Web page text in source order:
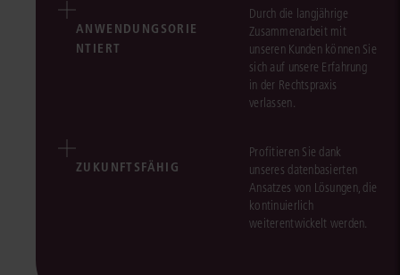
ANWENDUNGSORIE
NTIERT
Durch die langjährige
Zusammenarbeit mit
unseren Kunden können Sie
sich auf unsere Erfahrung
in der Rechtspraxis
verlassen.
ZUKUNFTSFÄHIG
Profitieren Sie dank
unseres datenbasierten
Ansatzes von Lösungen, die
kontinuierlich
weiterentwickelt werden.